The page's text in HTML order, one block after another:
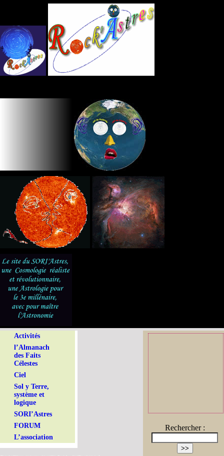
Activités
l’Almanach
des Faits
Célestes
Ciel
Sol y Terre,
système et
logique
SORI’Astres
FORUM
L’association
Rechercher :
Panneau de gestion des cookies